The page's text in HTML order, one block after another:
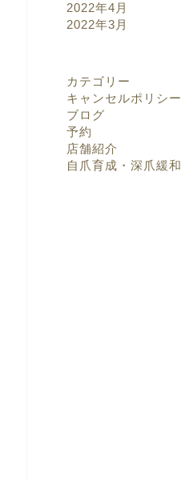
2022年4月
2022年3月
カテゴリー
キャンセルポリシー
ブログ
予約
店舗紹介
自爪育成・深爪緩和